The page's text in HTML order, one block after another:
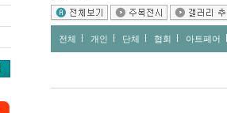
전체 개인 단체 협회 아트페어